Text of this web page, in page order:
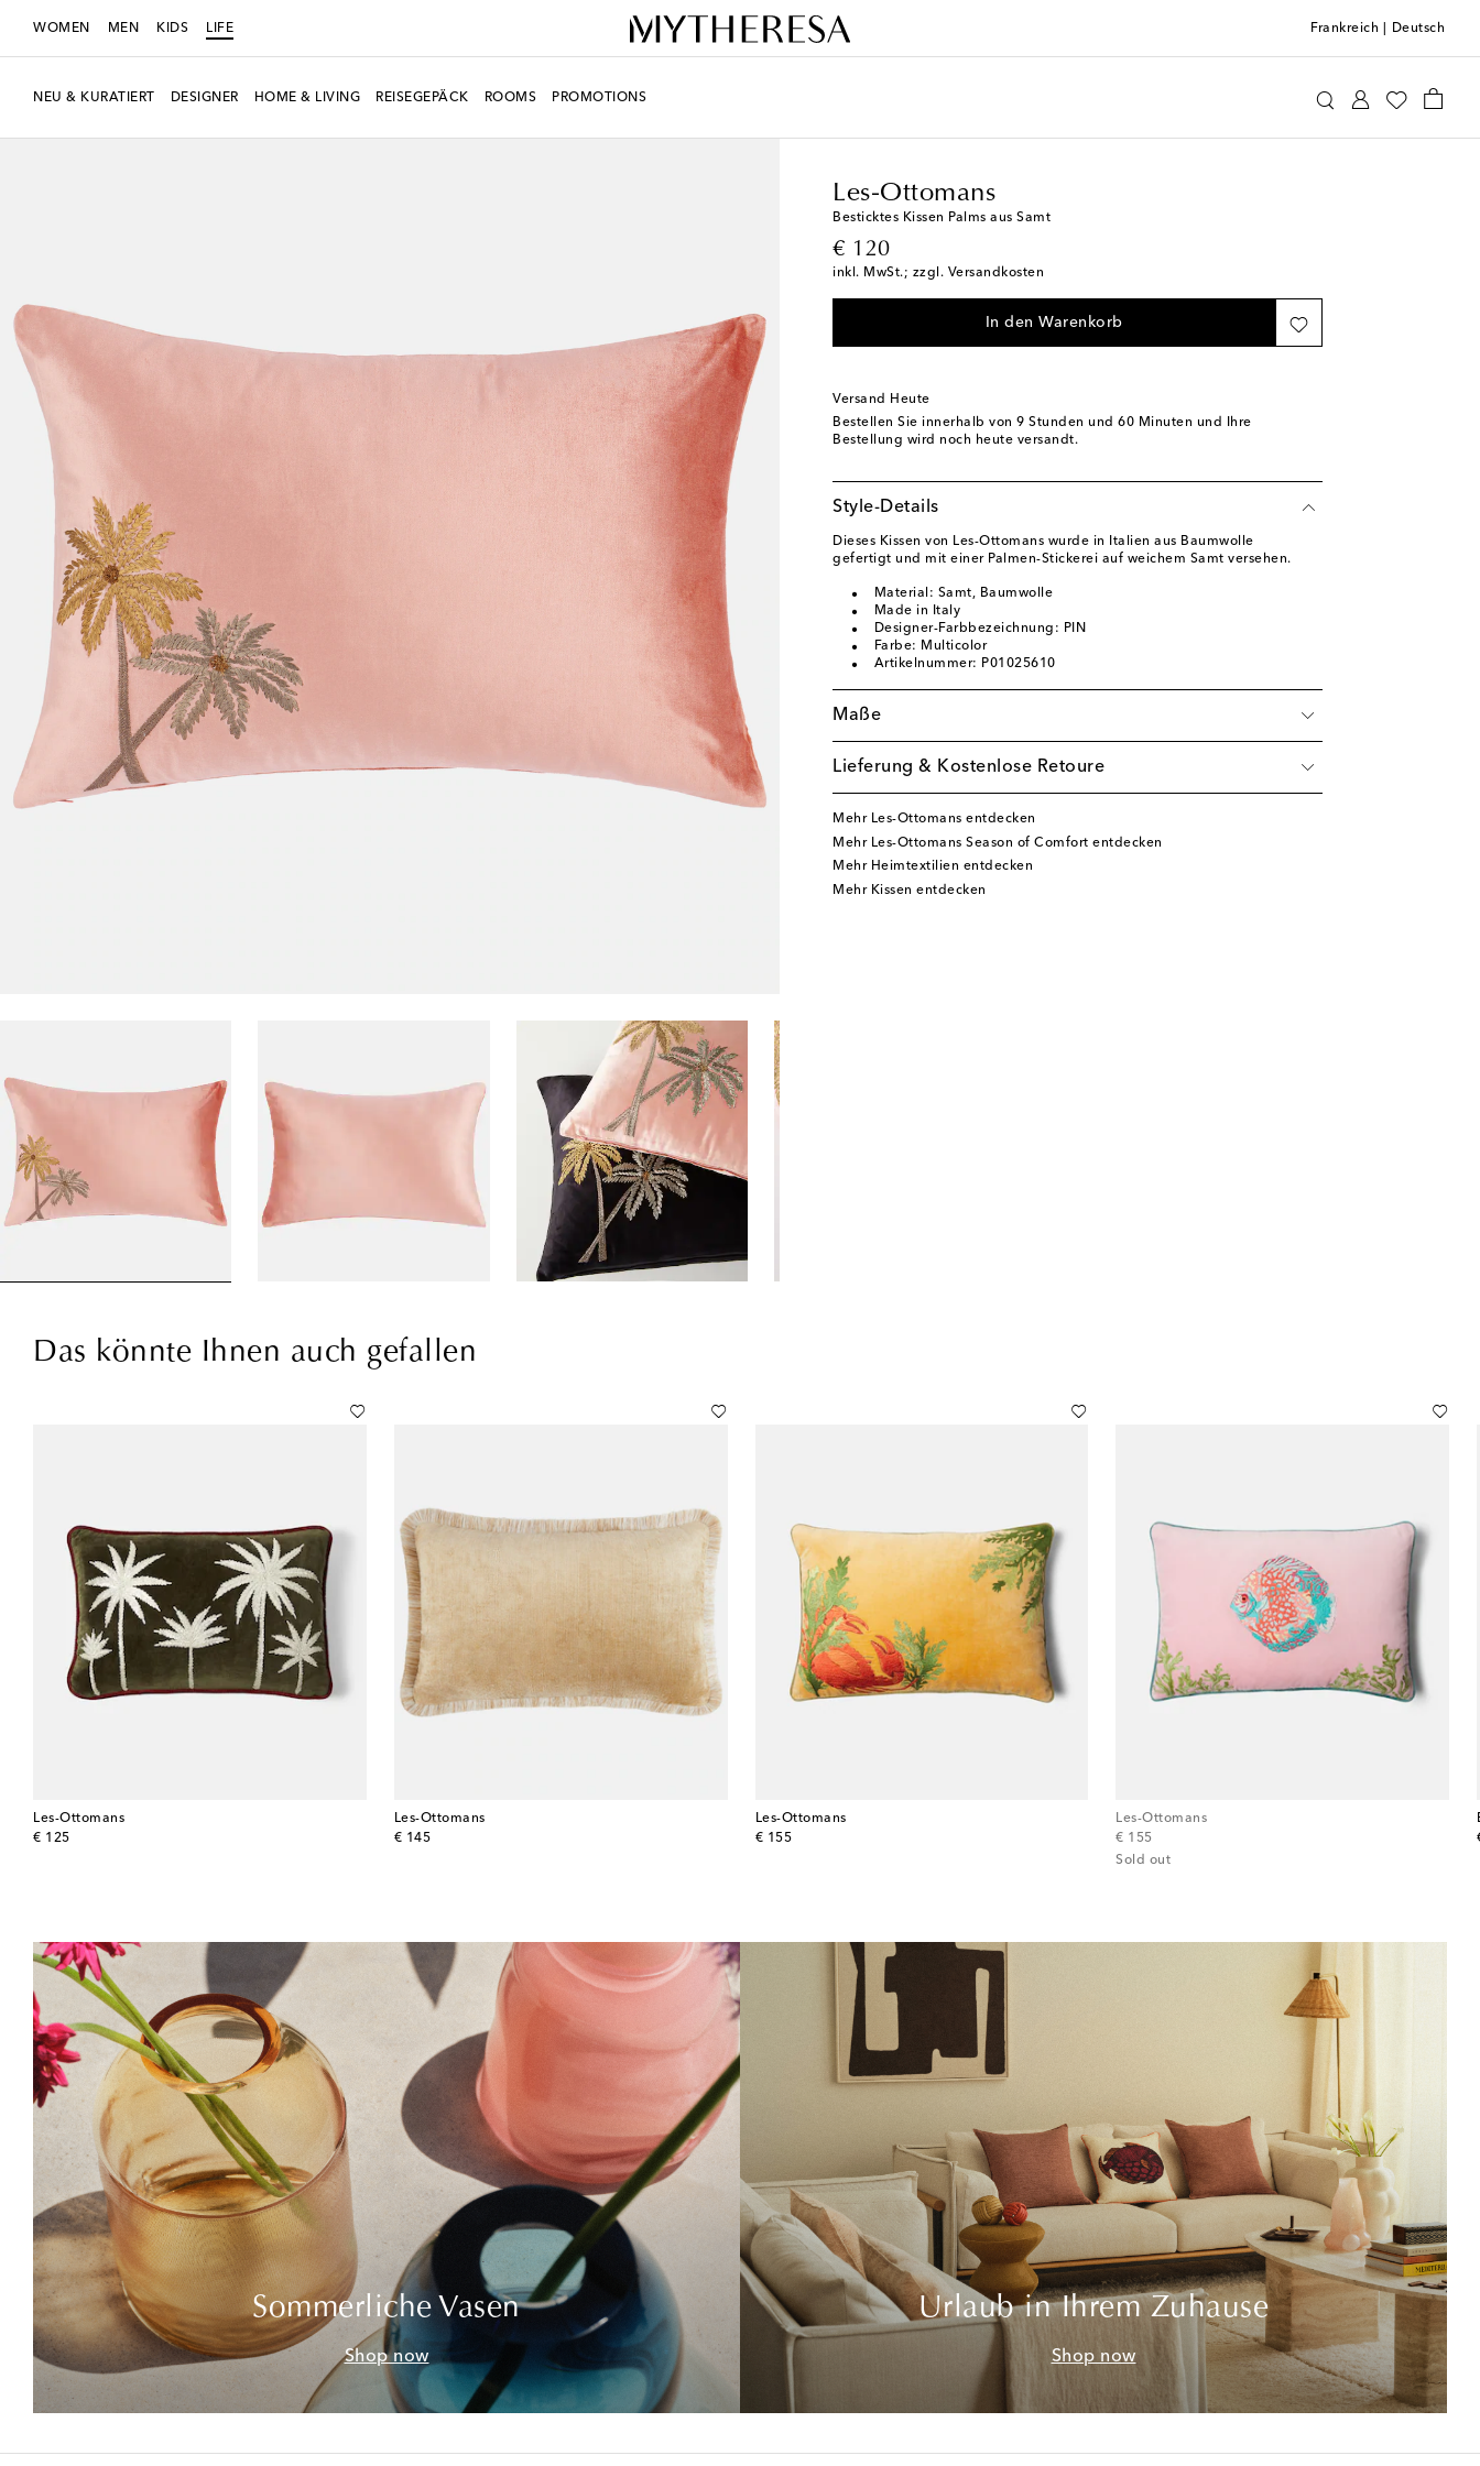
WOMEN MEN KIDS LIFE Frankreich Deutsch
NEU & KURATIERT DESIGNER HOME & LIVING REISEGEPÄCK ROOMS PROMOTIONS
Les-Ottomans
Besticktes Kissen Palms aus Samt
€ 120
original price
inkl. MwSt.; zzgl. Versandkosten
In den Warenkorb
Versand Heute
Bestellen Sie innerhalb von 9 Stunden und 60 Minuten und Ihre
Bestellung wird noch heute versandt.
Style-Details
Dieses Kissen von Les-Ottomans wurde in Italien aus Baumwolle
gefertigt und mit einer Palmen-Stickerei auf weichem Samt versehen.
Material: Samt, Baumwolle
Made in Italy
Designer-Farbbezeichnung: PIN
Farbe: Multicolor
Artikelnummer: P01025610
Maße
Lieferung & Kostenlose Retoure
Mehr Les-Ottomans entdecken
Mehr Les-Ottomans Season of Comfort entdecken
Mehr Heimtextilien entdecken
Mehr Kissen entdecken
Das könnte Ihnen auch gefallen
Les-Ottomans
€ 125
original price
Les-Ottomans
€ 145
original price
Les-Ottomans
€ 155
original price
Les-Ottomans
€ 155
original price
Sold out
Sommerliche Vasen
Shop now
Urlaub in Ihrem Zuhause
Shop now